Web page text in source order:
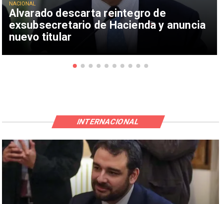
Alvarado descarta reintegro de
exsubsecretario de Hacienda y anuncia
nuevo titular
NACIONAL
INTERNACIONAL